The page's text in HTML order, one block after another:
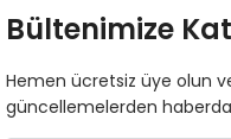
Bültenimize
Hemen ücretsiz üye olun
güncellemelerden